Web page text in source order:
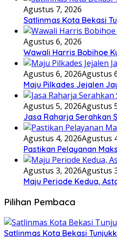
Agustus 7, 2026
Satlinmas Kota Bekasi
Agustus 6, 2026
Wawali Harris Bobihoe
Agustus 6, 2026Agustus
Maju Pilkades Jejalen
Agustus 5, 2026Agustus
Jasa Raharja Serahkan
Agustus 4, 2026Agustus
Pastikan Pelayanan
Agustus 3, 2026Agustus
Maju Periode Kedua,
Pilihan Pembaca
Satlinmas Kota Bekasi